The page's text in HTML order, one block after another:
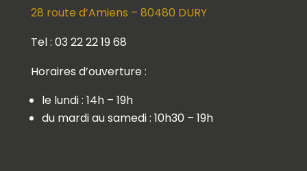
28 route d’Amiens – 80480 DURY
Tel : 03 22 22 19 68
Horaires d’ouverture :
le lundi : 14h – 19h
du mardi au samedi : 10h30 – 19h